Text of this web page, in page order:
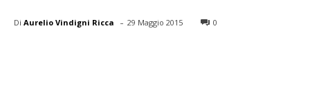
Di Aurelio Vindigni Ricca - 29 Maggio 2015 0